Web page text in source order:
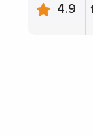
4.9